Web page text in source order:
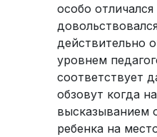
особо
действительно
уровнем
соответствует
обзовут когда
высказыванием
ребенка на